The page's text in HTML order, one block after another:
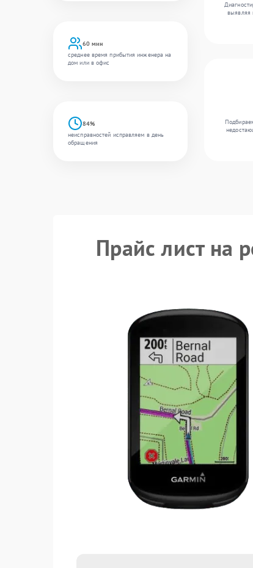
60 мин
среднее время прибытия инженера на
дом или в офис
84%
неисправностей исправляем в день
обращения
выявляя
Прайс лист на